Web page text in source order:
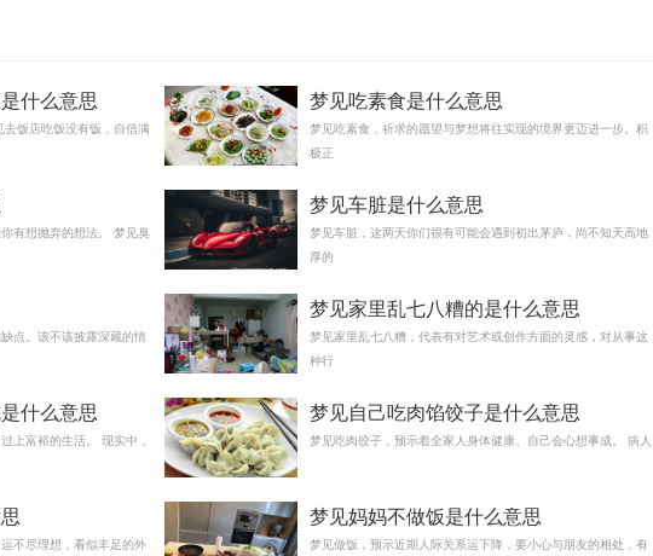
什么意思
饭店吃饭没有饭，自信满
梦见吃素食是什么意思
梦见吃素食，祈求的愿望与梦想将往实现的境界更迈进一步。积
极正
有想抛弃的想法。 梦见臭
梦见车脏是什么意思
梦见车脏，这两天你们很有可能会遇到初出茅庐，尚不知天高地
厚的
点。该不该披露深藏的情
梦见家里乱七八糟的是什么意思
梦见家里乱七八糟，代表有对艺术或创作方面的灵感，对从事这
种行
什么意思
上富裕的生活。 现实中，
梦见自己吃肉馅饺子是什么意思
梦见吃肉饺子，预示着全家人身体健康、自己会心想事成。 病人
不尽理想，看似丰足的外
梦见妈妈不做饭是什么意思
梦见做饭，预示近期人际关系运下降，要小心与朋友的相处，有